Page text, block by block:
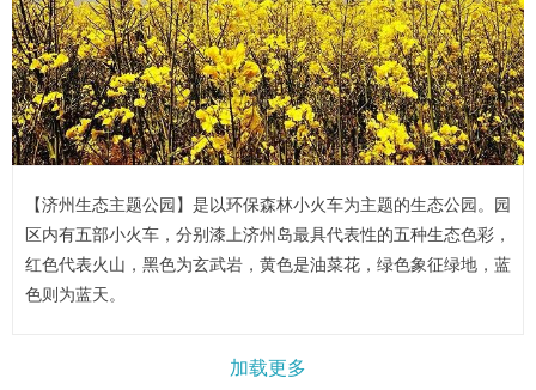
【济州生态主题公园】是以环保森林小火车为主题的生态公园。园
区内有五部小火车，分别漆上济州岛最具代表性的五种生态色彩，
红色代表火山，黑色为玄武岩，黄色是油菜花，绿色象征绿地，蓝
色则为蓝天。
加载更多